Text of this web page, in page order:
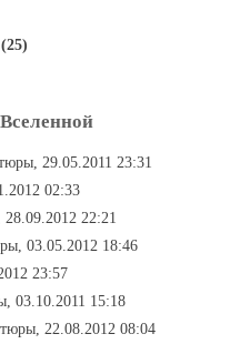
(25)
29.05.2011 23:31
02:33
22:21
03.05.2012 18:46
23:57
03.10.2011 15:18
22.08.2012 08:04